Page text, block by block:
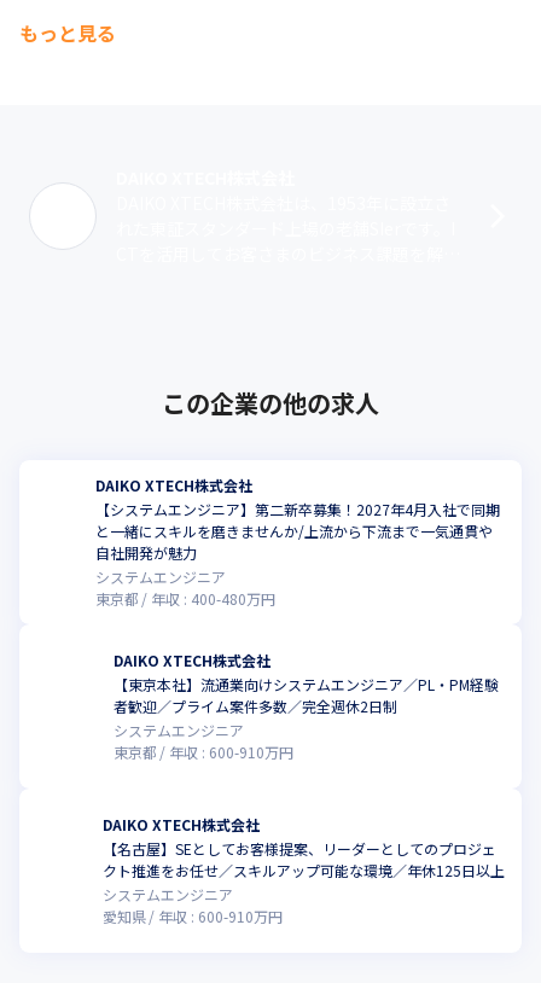
もっと見る
この企業の他の求人
DAIKO XTECH株式会社
【システムエンジニア】第二新卒募集！2027年4月入社で同期
と一緒にスキルを磨きませんか/上流から下流まで一気通貫や
自社開発が魅力
システムエンジニア
東京都
年収 : 400-480万円
DAIKO XTECH株式会社
【東京本社】流通業向けシステムエンジニア／PL・PM経験
者歓迎／プライム案件多数／完全週休2日制
システムエンジニア
東京都
年収 : 600-910万円
DAIKO XTECH株式会社
【名古屋】SEとしてお客様提案、リーダーとしてのプロジェ
クト推進をお任せ／スキルアップ可能な環境／年休125日以上
システムエンジニア
愛知県
年収 : 600-910万円